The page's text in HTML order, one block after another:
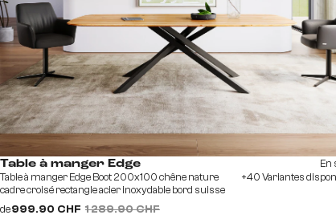
Table à manger Edge
Table à manger Edge Boot 200x100 chêne nature
cadre croisé rectangle acier inoxydable bord suisse
de999.90 CHF 1 289.90 CHF
En
+40 Variantes